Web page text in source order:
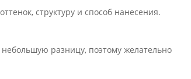
структуру и способ нанесения.
разницу, поэтому желательно